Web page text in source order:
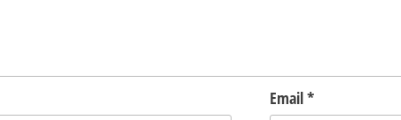
Email*